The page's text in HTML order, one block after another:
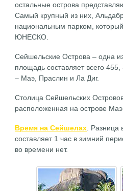
остальные острова
Самый крупный из них,
национальным парком,
ЮНЕСКО.
Сейшельские Острова – одна
площадь составляет всего
– Маэ, Праслин и Ла Диг.
Столица Сейшельских
расположенная на острове Маэ.
Время на Сейшелах .
составляет 1 час в зимний
во времени нет.